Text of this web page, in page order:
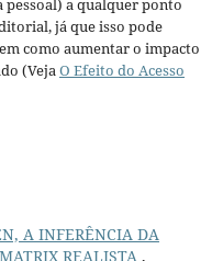
a qualquer ponto
já que isso pode
como aumentar o impacto
(VejaO Efeito do Acesso
A INFERÊNCIA DA
REALISTA ,